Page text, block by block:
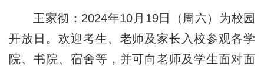
王家彻：2024年10月19日（周六）为校园
开放日。欢迎考生、老师及家长入校参观各学
院、书院、宿舍等，并可向老师及学生面对面